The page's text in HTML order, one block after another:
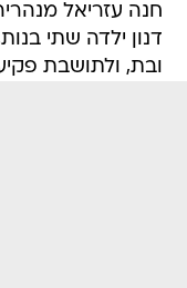
חנה עזריאל
דנון ילדה שתי
ובת, ולתושבת